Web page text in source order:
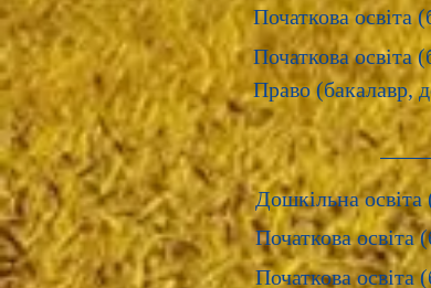
Початкова освіта
Початкова
Право (бакалавр,
Дошкільна
Початкова
Початкова освіта